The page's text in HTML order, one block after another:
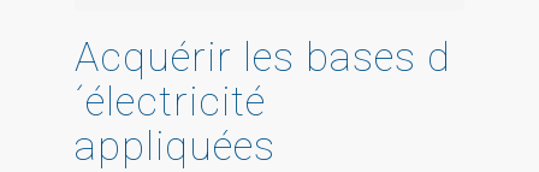
Acquérir les bases d
´électricité
appliquées